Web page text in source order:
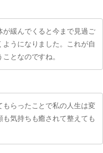
が緩んでくると今まで見過ご
ようになりました。これが自
となのですね。
もらったことで私の人生は変
も気持ちも癒されて整えても